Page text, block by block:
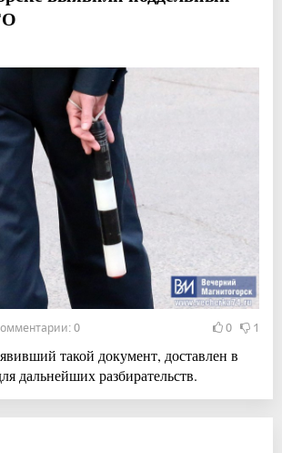
0 0 1
такой документ, доставлен в
дальнейших разбирательств.